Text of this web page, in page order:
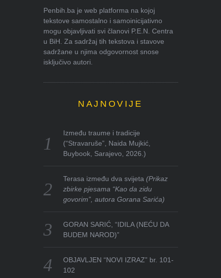
Penbih.ba je web platforma na kojoj
tekstove samostalno i samoinicijativno
mogu objavljivati svi članovi P.E.N. Centra
u BiH. Za sadržaj tih tekstova i stavove
sadržane u njima odgovornost snose
isključivo autori.
NAJNOVIJE
Između traume i tradicije
(“Stravaruše”, Naida Mujkić,
Buybook, Sarajevo, 2026.)
Terasa između dva svijeta(Prikaz
zbirke pjesama “Kao da zidu
govorim”, autora Gorana Sarića)
GORAN SARIĆ, “IDILA (NEĆU DA
BUDEM NAROD)”
OBJAVLJEN “NOVI IZRAZ” br. 101-
102